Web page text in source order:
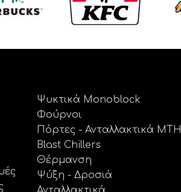
Ψυκτικά Monoblock
Φούρνοι
Πόρτες - Ανταλλακτικά MTH
Blast Chillers
Θέρμανση
Ψύξη - Δροσιά